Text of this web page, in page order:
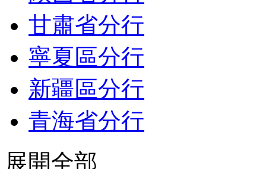
甘肅省分行
寧夏區分行
新疆區分行
青海省分行
展開全部